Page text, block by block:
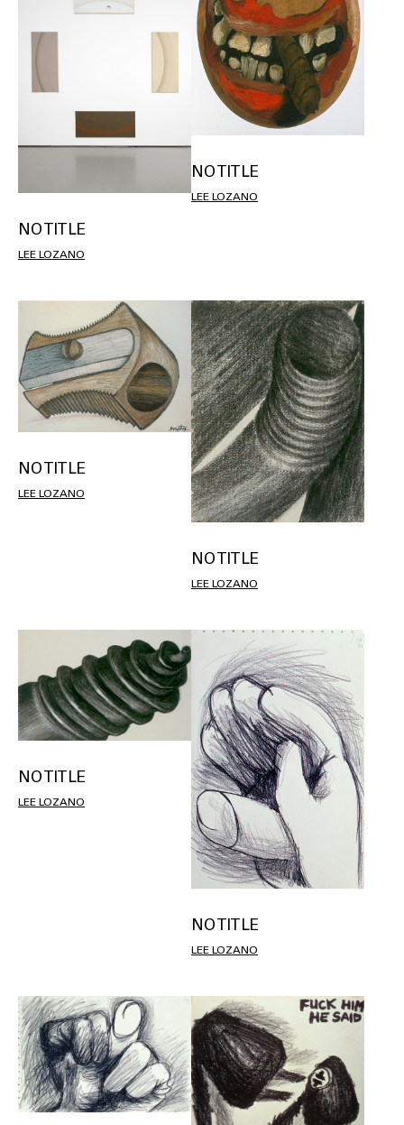
NO TITLE
LEE LOZANO
NO TITLE
LEE LOZANO
NO TITLE
LEE LOZANO
NO TITLE
LEE LOZANO
NO TITLE
LEE LOZANO
NO TITLE
LEE LOZANO